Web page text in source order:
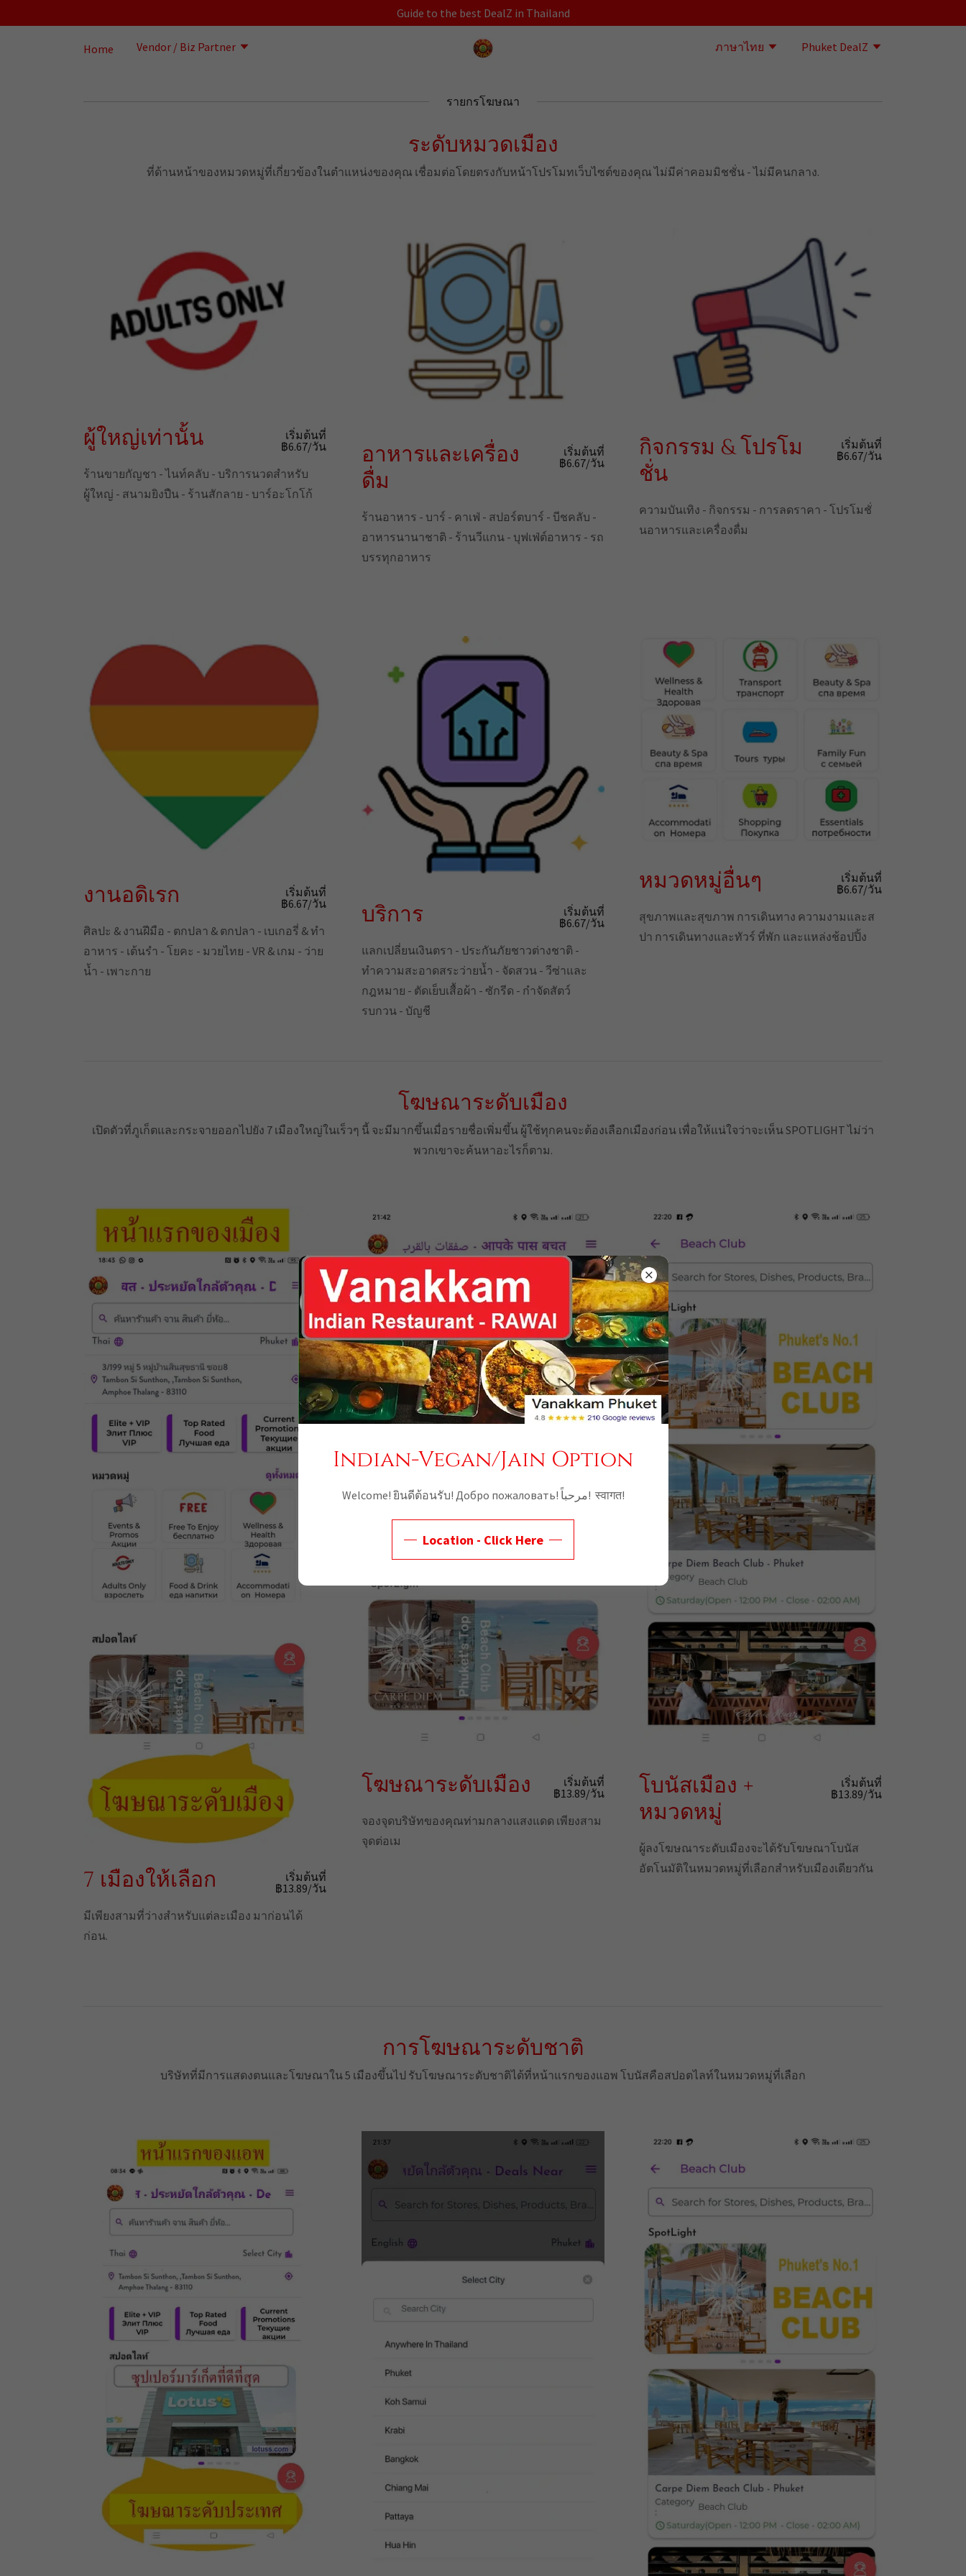
Guide to the best DealZ in Thailand
Home Vendor / Biz Partner ภาษาไทย Phuket DealZ
รายกรโฆษณา
ระดับหมวดเมือง
ที่ด้านหน้าของหมวดหมู่ที่เกี่ยวข้องในตำแหน่งของคุณ เชื่อมต่อโดยตรงกับหน้าโปรโมทเว็บไซต์ของคุณ ไม่มีค่าคอมมิชชั่น - ไม่มีคนกลาง.
ผู้ใหญ่เท่านั้น
เริ่มต้นที่
฿6.67/วัน
ร้านขายกัญชา - ไนท์คลับ - บริการนวดสำหรับ
ผู้ใหญ่ - สนามยิงปืน - ร้านสักลาย - บาร์อะโกโก้
อาหารและเครื่อง
ดื่ม
เริ่มต้นที่
฿6.67/วัน
ร้านอาหาร - บาร์ - คาเฟ่ - สปอร์ตบาร์ - บีชคลับ -
อาหารนานาชาติ - ร้านวีแกน - บุฟเฟ่ต์อาหาร - รถ
บรรทุกอาหาร
กิจกรรม & โปรโม
ชั่น
เริ่มต้นที่
฿6.67/วัน
ความบันเทิง - กิจกรรม - การลดราคา - โปรโมชั่
นอาหารและเครื่องดื่ม
งานอดิเรก
เริ่มต้นที่
฿6.67/วัน
ศิลปะ & งานฝีมือ - ตกปลา & ตกปลา - เบเกอรี่ & ทำ
อาหาร - เต้นรำ - โยคะ - มวยไทย - VR & เกม - ว่าย
น้ำ - เพาะกาย
บริการ
เริ่มต้นที่
฿6.67/วัน
แลกเปลี่ยนเงินตรา - ประกันภัยชาวต่างชาติ -
ทำความสะอาดสระว่ายน้ำ - จัดสวน - วีซ่าและ
กฎหมาย - ตัดเย็บเสื้อผ้า - ซักรีด - กำจัดสัตว์
รบกวน - บัญชี
หมวดหมู่อื่นๆ
เริ่มต้นที่
฿6.67/วัน
สุขภาพและสุขภาพ การเดินทาง ความงามและส
ปา การเดินทางและทัวร์ ที่พัก และแหล่งช้อปปิ้ง
โฆษณาระดับเมือง
เปิดตัวที่ภูเก็ตและกระจายออกไปยัง 7 เมืองใหญ่ในเร็วๆ นี้ จะมีมากขึ้นเมื่อรายชื่อเพิ่มขึ้น ผู้ใช้ทุกคนจะต้องเลือกเมืองก่อน เพื่อให้แน่ใจว่าจะเห็น SPOTLIGHT ไม่ว่า
พวกเขาจะค้นหาอะไรก็ตาม.
7 เมืองให้เลือก
เริ่มต้นที่
฿13.89/วัน
มีเพียงสามที่ว่างสำหรับแต่ละเมือง มาก่อนได้
ก่อน.
โฆษณาระดับเมือง
เริ่มต้นที่
฿13.89/วัน
จองจุดบริษัทของคุณท่ามกลางแสงแดด เพียงสาม
จุดต่อเม
โบนัสเมือง +
หมวดหมู่
เริ่มต้นที่
฿13.89/วัน
ผู้ลงโฆษณาระดับเมืองจะได้รับโฆษณาโบนัส
อัตโนมัติในหมวดหมู่ที่เลือกสำหรับเมืองเดียวกัน
การโฆษณาระดับชาติ
บริษัทที่มีการแสดงตนและโฆษณาใน 5 เมืองขึ้นไป รับโฆษณาระดับชาติได้ที่หน้าแรกของแอพ โบนัสคือสปอตไลท์ในหมวดหมู่ที่เลือก
Indian-Vegan/Jain Option
Welcome! ยินดีต้อนรับ! Добро пожаловать! مرحباً! स्वागत!
Location - Click Here